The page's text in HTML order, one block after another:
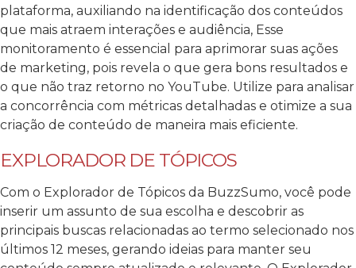
plataforma, auxiliando na identificação dos conteúdos
que mais atraem interações e audiência, Esse
monitoramento é essencial para aprimorar suas ações
de marketing, pois revela o que gera bons resultados e
o que não traz retorno no YouTube. Utilize para analisar
a concorrência com métricas detalhadas e otimize a sua
criação de conteúdo de maneira mais eficiente.
EXPLORADOR DE TÓPICOS
Com o Explorador de Tópicos da BuzzSumo, você pode
inserir um assunto de sua escolha e descobrir as
principais buscas relacionadas ao termo selecionado nos
últimos 12 meses, gerando ideias para manter seu